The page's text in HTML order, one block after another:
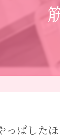
っぱした